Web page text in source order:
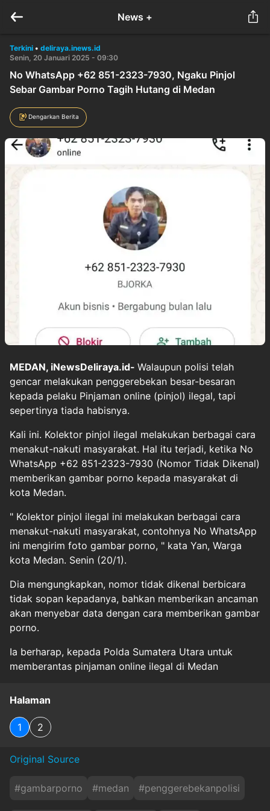
News +
Terkini • deliraya.inews.id
Senin, 20 Januari 2025 - 09:30
No WhatsApp +62 851-2323-7930, Ngaku Pinjol
Sebar Gambar Porno Tagih Hutang di Medan
Dengarkan Berita
MEDAN, iNewsDeliraya.id- Walaupun polisi telah
gencar melakukan penggerebekan besar-besaran
kepada pelaku Pinjaman online (pinjol) ilegal, tapi
sepertinya tiada habisnya.
Kali ini. Kolektor pinjol ilegal melakukan berbagai cara
menakut-nakuti masyarakat. Hal itu terjadi, ketika No
WhatsApp +62 851-2323-7930 (Nomor Tidak Dikenal)
memberikan gambar porno kepada masyarakat di
kota Medan.
" Kolektor pinjol ilegal ini melakukan berbagai cara
menakut-nakuti masyarakat, contohnya No WhatsApp
ini mengirim foto gambar porno, " kata Yan, Warga
kota Medan. Senin (20/1).
Dia mengungkapkan, nomor tidak dikenal berbicara
tidak sopan kepadanya, bahkan memberikan ancaman
akan menyebar data dengan cara memberikan gambar
porno.
Ia berharap, kepada Polda Sumatera Utara untuk
memberantas pinjaman online ilegal di Medan
Halaman
1 2
Original Source
#gambarporno #medan #penggerebekanpolisi